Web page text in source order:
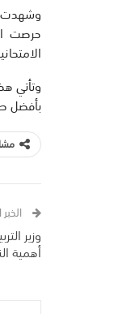
وشهدت
حرصت
وتأتي
بأفضل
وزير
أهمية